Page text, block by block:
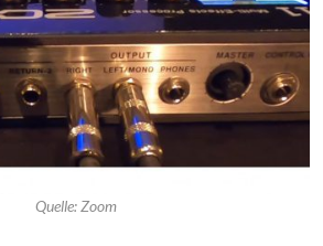
Quelle: Zoom